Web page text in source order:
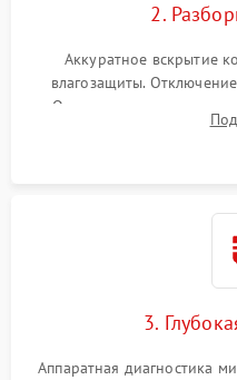
2.
Аккуратное вскрытие
влагозащиты.
Очистка внутренних
обработка германиевого
3.
Аппаратная диагностика